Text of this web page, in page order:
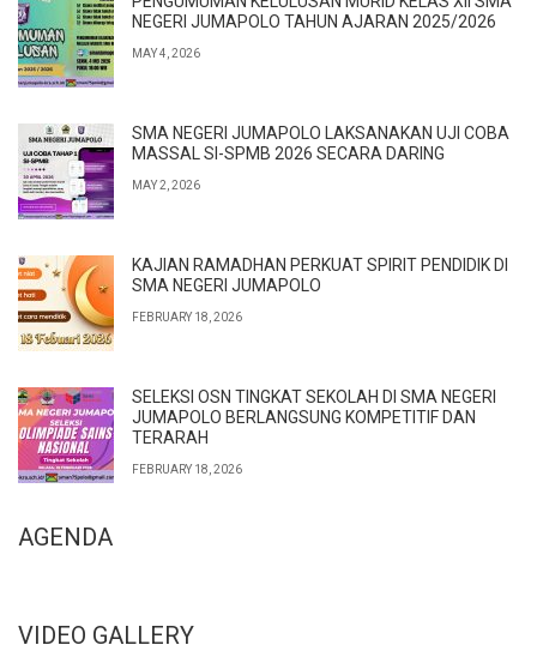
NEGERI JUMAPOLO TAHUN AJARAN 2025/2026
MAY 4, 2026
SMA NEGERI JUMAPOLO LAKSANAKAN UJI COBA
MASSAL SI-SPMB 2026 SECARA DARING
MAY 2, 2026
KAJIAN RAMADHAN PERKUAT SPIRIT PENDIDIK DI
SMA NEGERI JUMAPOLO
FEBRUARY 18, 2026
SELEKSI OSN TINGKAT SEKOLAH DI SMA NEGERI
JUMAPOLO BERLANGSUNG KOMPETITIF DAN
TERARAH
FEBRUARY 18, 2026
AGENDA
VIDEO GALLERY